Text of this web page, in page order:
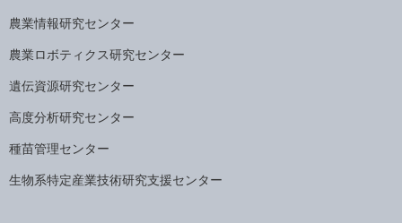
農業情報研究センター
農業ロボティクス研究センター
遺伝資源研究センター
高度分析研究センター
種苗管理センター
生物系特定産業技術研究支援センター